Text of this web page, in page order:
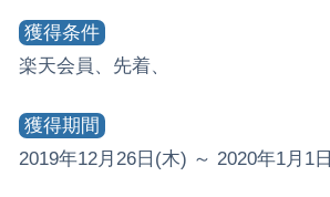
獲得条件
楽天会員、先着、
獲得期間
2019年12月26日(木) ～ 2020年1月1